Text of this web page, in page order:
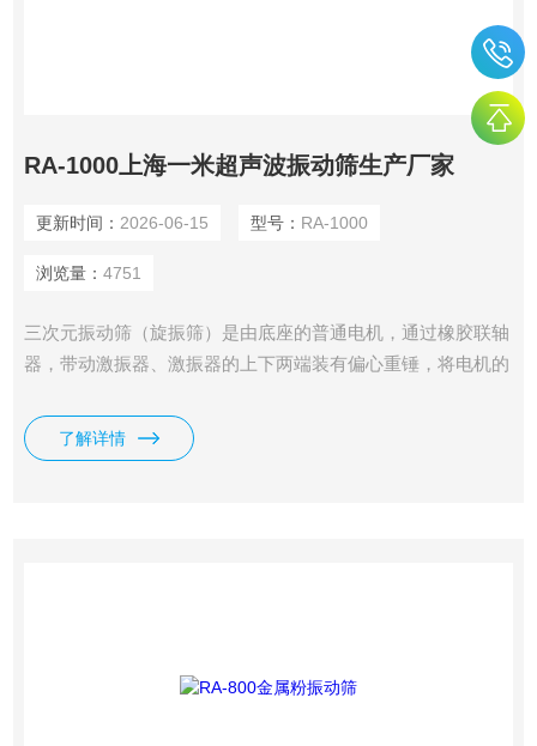
RA-1000上海一米超声波振动筛生产厂家
更新时间： 2026-06-15 型号： RA-1000
浏览量： 4751
三次元振动筛（旋振筛）是由底座的普通电机，通过橡胶联轴
器，带动激振器、激振器的上下两端装有偏心重锤，将电机的
给筛面，调节上下两端偏心重锤的相位角来改变物料在筛面上
的运动轨迹。 上海一米超声波振动筛生产厂家
了解详情